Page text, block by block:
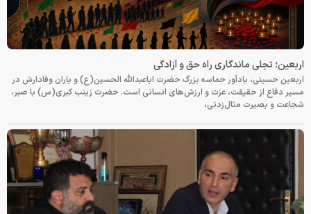
اربعین؛ تجلی ماندگاری راه حق و آزادگی
اربعین حسینی، یادآور حماسه بزرگ حضرت اباعبدالله الحسین(ع) و یاران وفادارش در
مسیر دفاع از حقیقت، عزت و ارزش‌های انسانی است. حضرت زینب کبری(س) با صبر،
شجاعت و بصیرت مثال‌زدنی،